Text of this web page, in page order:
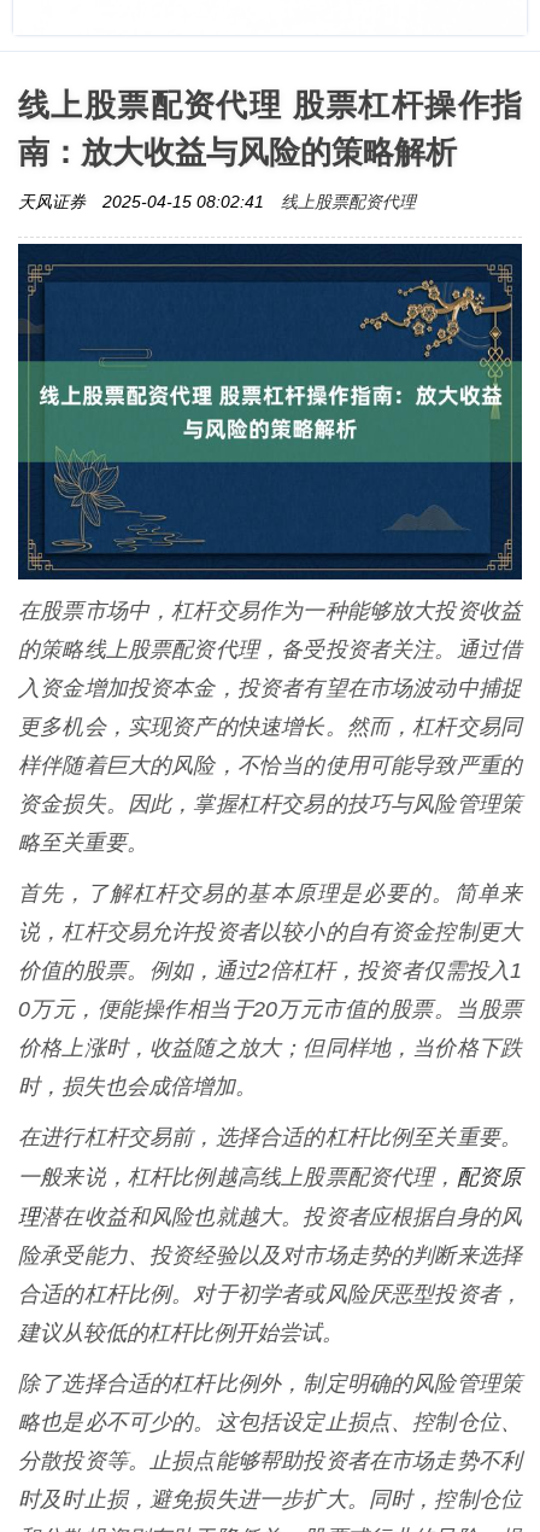
线上股票配资代理 股票杠杆操作指
南：放大收益与风险的策略解析
天风证券 2025-04-15 08:02:41 线上股票配资代理
在股票市场中，杠杆交易作为一种能够放大投资收益
的策略线上股票配资代理，备受投资者关注。通过借
入资金增加投资本金，投资者有望在市场波动中捕捉
更多机会，实现资产的快速增长。然而，杠杆交易同
样伴随着巨大的风险，不恰当的使用可能导致严重的
资金损失。因此，掌握杠杆交易的技巧与风险管理策
略至关重要。
首先，了解杠杆交易的基本原理是必要的。简单来
说，杠杆交易允许投资者以较小的自有资金控制更大
价值的股票。例如，通过2倍杠杆，投资者仅需投入1
0万元，便能操作相当于20万元市值的股票。当股票
价格上涨时，收益随之放大；但同样地，当价格下跌
时，损失也会成倍增加。
在进行杠杆交易前，选择合适的杠杆比例至关重要。
一般来说，杠杆比例越高线上股票配资代理， 配资原
理潜在收益和风险也就越大。投资者应根据自身的风
险承受能力、投资经验以及对市场走势的判断来选择
合适的杠杆比例。对于初学者或风险厌恶型投资者，
建议从较低的杠杆比例开始尝试。
除了选择合适的杠杆比例外，制定明确的风险管理策
略也是必不可少的。这包括设定止损点、控制仓位、
分散投资等。止损点能够帮助投资者在市场走势不利
时及时止损，避免损失进一步扩大。同时，控制仓位